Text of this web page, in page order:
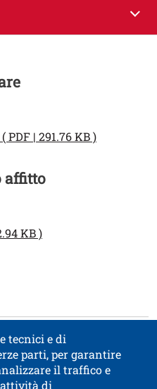
| 291.76 KB )Apri il link
affitto
KB )Apri il link in una
cartella
2026
tecnici e di
parti, per garantire
il traffico e
di